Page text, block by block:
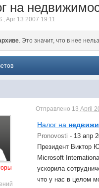
на
,Apr 13 2007 19:11
. Это значит, что в нее
Отправлено 13 April
Налог на
Pronovosti - 13 апр
Президент Виктор
Microsoft
ускорила
что у нас в целом